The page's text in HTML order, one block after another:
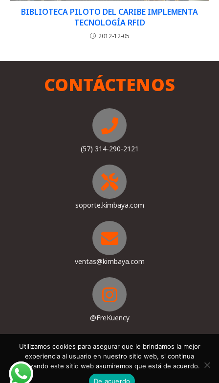
BIBLIOTECA PILOTO DEL CARIBE IMPLEMENTA
TECNOLOGÍA RFID
2012-12-05
CONTÁCTENOS
(57) 314-290-2121
soporte.kimbaya.com
ventas@kimbaya.com
@FreKuency
Términos, Condiciones & Políticas de privacidad Contacto
© COPYRIGHT 2024 - KIMBAYA TECHNOLOGY S.A.S.
Utilizamos cookies para asegurar que le brindamos la mejor
experiencia al usuario en nuestro sitio web, si continua
utilizando este sitio web asumiremos que está de acuerdo.
De acuerdo